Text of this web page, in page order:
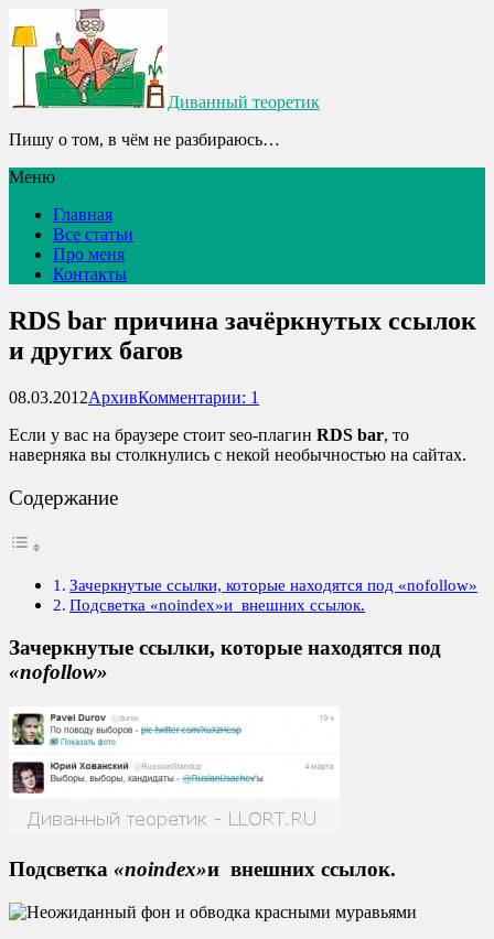
Диванный теоретик
Пишу о том, в чём не разбираюсь…
Меню
Главная
Все статьи
Про меня
Контакты
RDS bar причина зачёркнутых ссылок
и других багов
08.03.2012АрхивКомментарии: 1
Если у вас на браузере стоит seo-плагин RDS bar, то
наверняка вы столкнулись с некой необычностью на сайтах.
Содержание
Зачеркнутые ссылки, которые находятся под «nofollow»
Подсветка «noindex»и внешних ссылок.
Зачеркнутые ссылки, которые находятся под
«nofollow»
Подсветка «noindex»и внешних ссылок.